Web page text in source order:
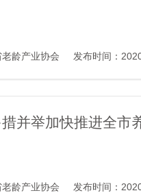
龄产业协会 发布时间：
并举加快推进全市
龄产业协会 发布时间：